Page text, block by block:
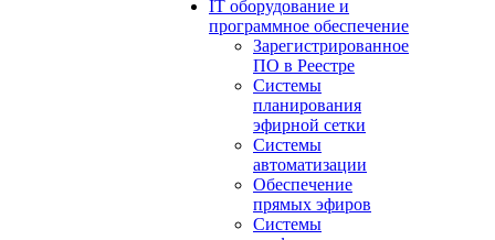
IT оборудование и
программное обеспечение
Зарегистрированное
ПО в Реестре
Системы
планирования
эфирной сетки
Системы
автоматизации
Обеспечение
прямых эфиров
Системы